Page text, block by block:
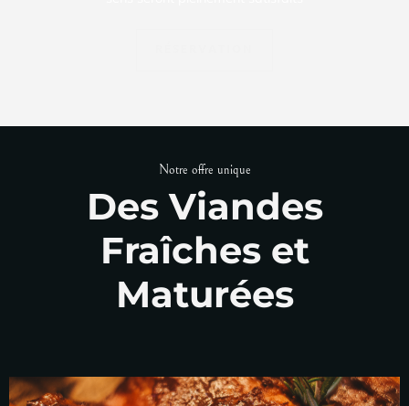
Notre offre unique
Des Viandes
Fraîches et
Maturées